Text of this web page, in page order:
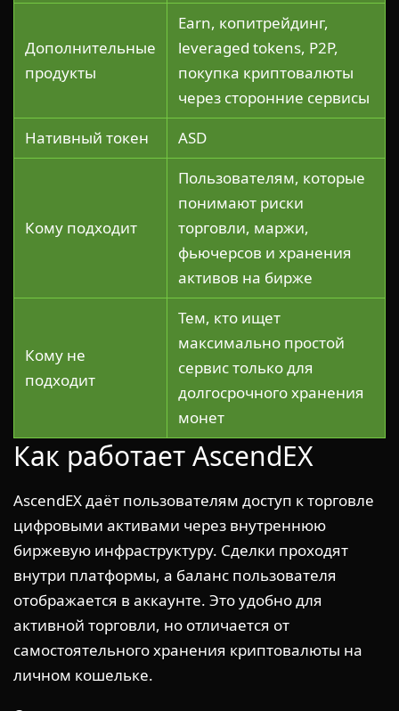
Дополнительные
продукты
Earn, копитрейдинг,
leveraged tokens, P2P,
покупка криптовалюты
через сторонние сервисы
Нативный токен
ASD
Кому подходит
Пользователям, которые
понимают риски
торговли, маржи,
фьючерсов и хранения
активов на бирже
Кому не
подходит
Тем, кто ищет
максимально простой
сервис только для
долгосрочного хранения
монет
Как работает AscendEX
AscendEX даёт пользователям доступ к торговле
цифровыми активами через внутреннюю
биржевую инфраструктуру. Сделки проходят
внутри платформы, а баланс пользователя
отображается в аккаунте. Это удобно для
активной торговли, но отличается от
самостоятельного хранения криптовалюты на
личном кошельке.